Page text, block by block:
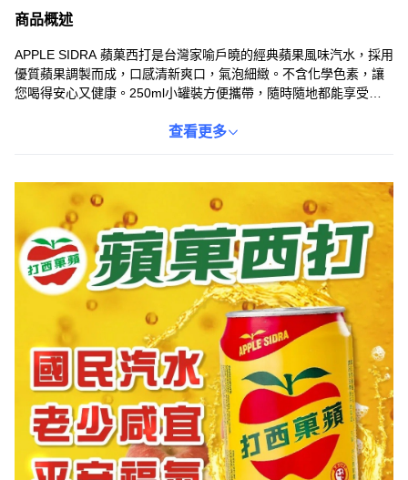
商品概述
APPLE SIDRA 蘋菓西打是台灣家喻戶曉的經典蘋果風味汽水，採用
優質蘋果調製而成，口感清新爽口，氣泡細緻。不含化學色素，讓
您喝得安心又健康。250ml小罐裝方便攜帶，隨時隨地都能享受冰
時光。冰鎮後飲用，風味更佳，是您消暑解渴的最佳選擇。
查看更多